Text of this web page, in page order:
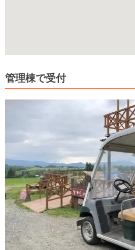
管理棟で受付